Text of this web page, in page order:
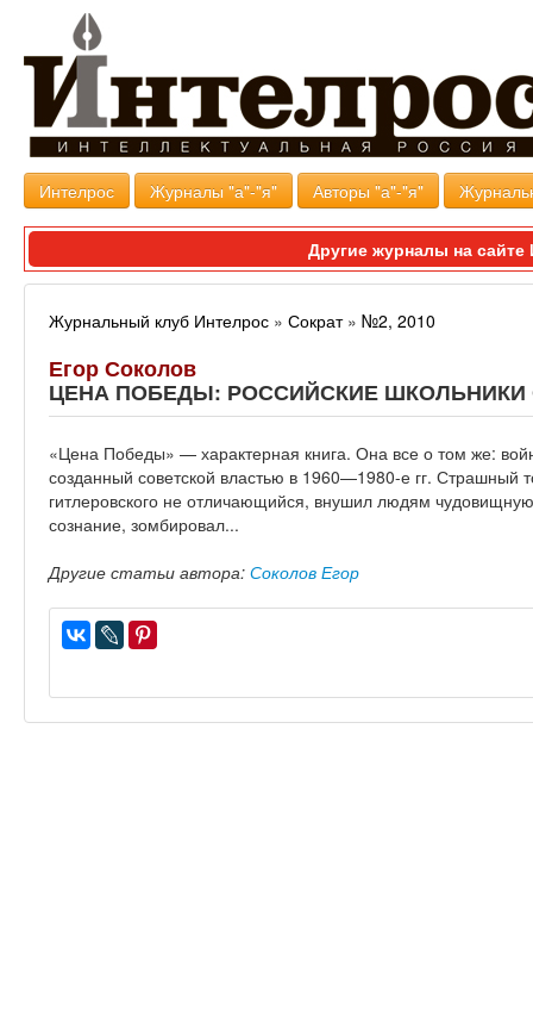
Интелрос Журналы "а"-"я" Авторы "а"-"я"
Другие журналы на
Журнальный клуб Интелрос » Сократ» №2, 2010
Егор Соколов
ЦЕНА ПОБЕДЫ: РОССИЙСКИЕ ШКОЛЬНИКИ
«Цена Победы» — характерная книга. Она все о том же:
созданный советской властью в 1960—1980-е гг. Страшный
гитлеровского не отличающийся, внушил людям
сознание, зомбировал...
Другие статьи автора: Соколов Егор